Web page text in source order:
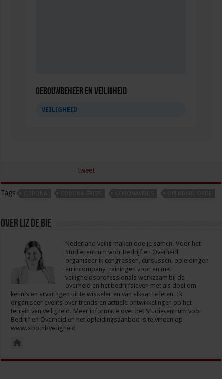
Gebouwbeheer en veiligheid
VEILIGHEID
tweet
Tags
Over Liz de Bie
Nederland veilig maken doe je samen. Voor het
Studiecentrum voor Bedrijf en Overheid
organiseer ik congressen, cursussen, opleidingen
en incompany trainingen voor en met
veiligheidsprofessionals werkzaam bij de
overheid en het bedrijfsleven met als doel om
kennis en ervaringen uit te wisselen en van elkaar te leren. Ik
organiseer events over trends en actuele ontwikkelingen op het
terrein van veiligheid. Meer informatie over het Studiecentrum voor
Bedrijf en Overheid en het opleidingsaanbod is te vinden op
www.sbo.nl/veiligheid